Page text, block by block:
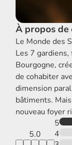
À propos de
Le Monde des
Les 7
Bourgogne,
de cohabiter
dimension
bâtiments.
nouveau foyer
5.0
5
4